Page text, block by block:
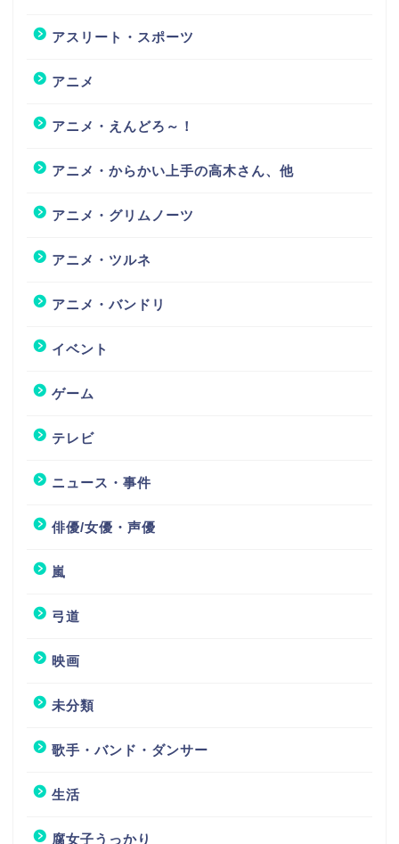
アスリート・スポーツ
アニメ
アニメ・えんどろ～！
アニメ・からかい上手の高木さん、他
アニメ・グリムノーツ
アニメ・ツルネ
アニメ・バンドリ
イベント
ゲーム
テレビ
ニュース・事件
俳優/女優・声優
嵐
弓道
映画
未分類
歌手・バンド・ダンサー
生活
腐女子うっかり